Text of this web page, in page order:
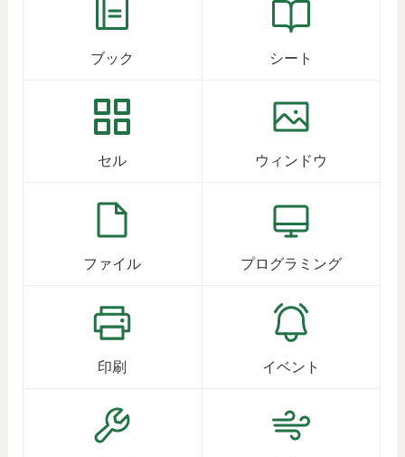
ブック シート
セル ウィンドウ
ファイル プログラミング
印刷 イベント